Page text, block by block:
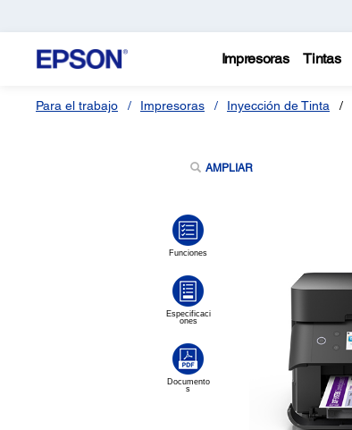
Impresoras Tintas
Para el trabajo Impresoras Inyección de Tinta
AMPLIAR